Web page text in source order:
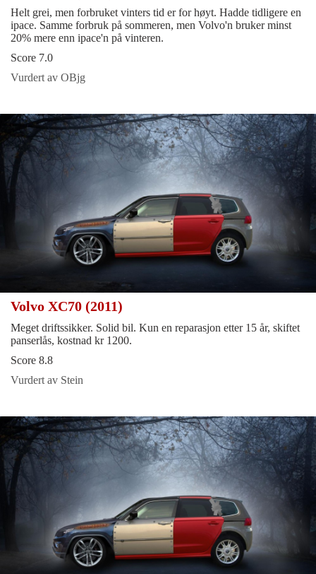
Helt grei, men forbruket vinters tid er for høyt. Hadde tidligere en
ipace. Samme forbruk på sommeren, men Volvo'n bruker minst
20% mere enn ipace'n på vinteren.
Score 7.0
Vurdert av OBjg
Volvo XC70 (2011)
Meget driftssikker. Solid bil. Kun en reparasjon etter 15 år, skiftet
panserlås, kostnad kr 1200.
Score 8.8
Vurdert av Stein